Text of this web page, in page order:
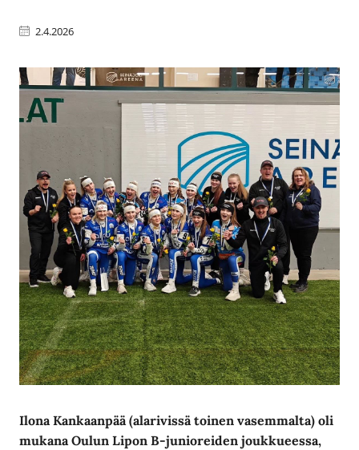
2.4.2026
Ilona Kankaanpää (alarivissä toinen vasemmalta) oli
mukana Oulun Lipon B-junioreiden joukkueessa,